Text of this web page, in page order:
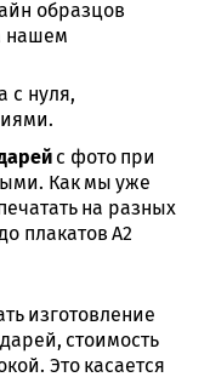
образцов
нашем
с нуля,
с фото при
Как мы уже
на разных
плакатов А2
изготовление
стоимость
Это касается